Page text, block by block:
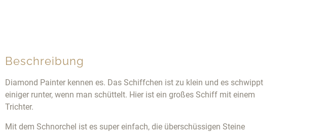
Beschreibung
Diamond Painter kennen es. Das Schiffchen ist zu klein und es schwippt
einiger runter, wenn man schüttelt. Hier ist ein großes Schiff mit einem
Trichter.
Mit dem Schnorchel ist es super einfach, die überschüssigen Steine